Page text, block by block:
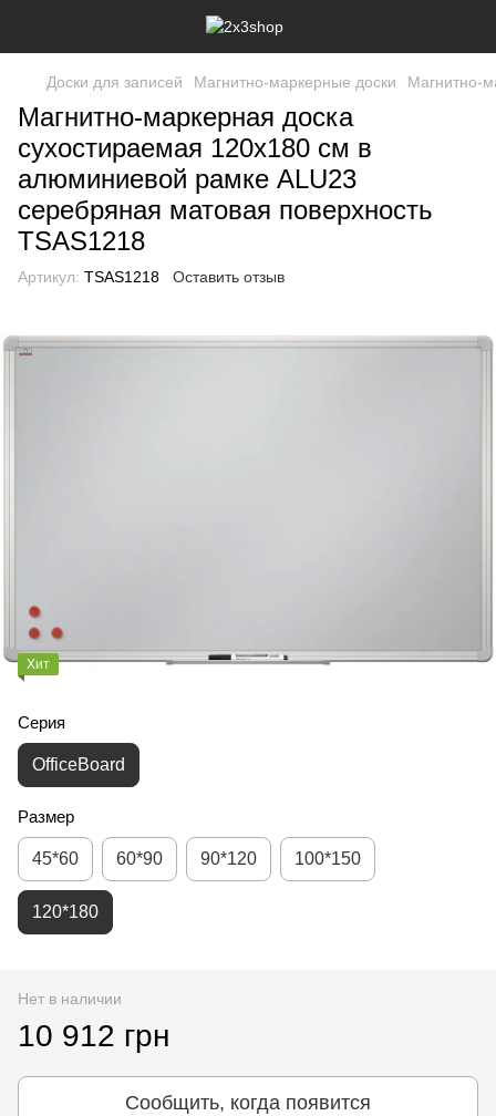
Доски для записей Магнитно-маркерные доски Магнитно-
Магнитно-маркерная доска
сухостираемая 120x180 см в
алюминиевой рамке ALU23
серебряная матовая поверхность
TSAS1218
Артикул: TSAS1218 Оставить отзыв
Хит
Серия
OfficeBoard
Размер
45*60 60*90 90*120 100*150
120*180
Нет в наличии
10 912 грн
Сообщить, когда появится